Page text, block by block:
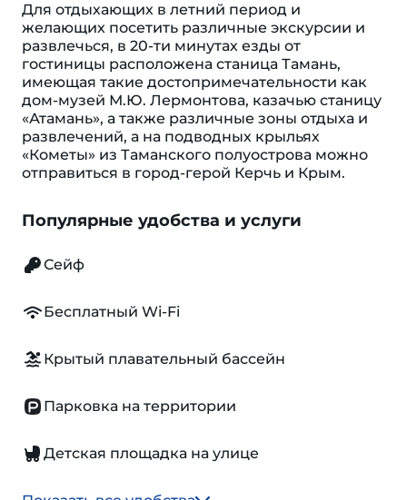
Для отдыхающих в летний период и
желающих посетить различные экскурсии и
развлечься, в 20-ти минутах езды от
гостиницы расположена станица Тамань,
имеющая такие достопри­ме­чательности как
дом-музей М.Ю. Лермонтова, казачью станицу
«Атамань», а также различные зоны отдыха и
развлечений, а на подводных крыльях
«Кометы» из Таманского полуострова можно
от­правиться в город-герой Керчь и Крым.
Популярные удобства и услуги
Сейф
Бесплатный Wi-Fi
Крытый плавательный бассейн
Парковка на территории
Детская площадка на улице